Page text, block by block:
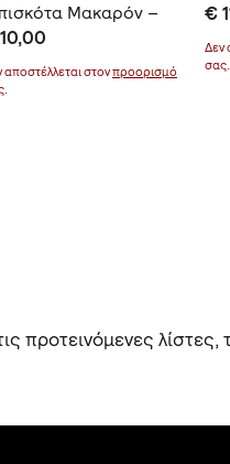
Μακαρόν –
Κομψότητα 75γρ
αποστέλλεται στονπροορισμό
€
Δεν
σας.
λίστες,